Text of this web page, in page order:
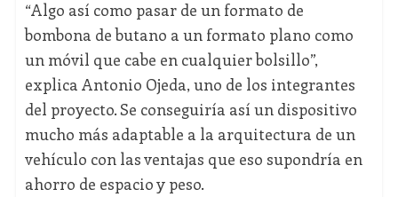
“Algo así como pasar de un formato de
bombona de butano a un formato plano como
un móvil que cabe en cualquier bolsillo”,
explica Antonio Ojeda, uno de los integrantes
del proyecto. Se conseguiría así un dispositivo
mucho más adaptable a la arquitectura de un
vehículo con las ventajas que eso supondría en
ahorro de espacio y peso.